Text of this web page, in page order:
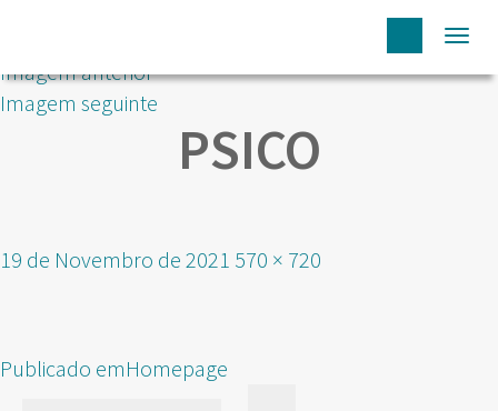
Imagem anterior
Imagem seguinte
PSICO
Publicado
19 de Novembro de 2021 Tamanho
570 × 720
NAVEGAÇÃO
Publicado emHomepage